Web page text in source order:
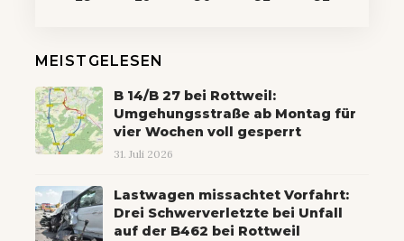
MEISTGELESEN
B 14/B 27 bei Rottweil:
Umgehungsstraße ab Montag für
vier Wochen voll gesperrt
31. Juli 2026
Lastwagen missachtet Vorfahrt:
Drei Schwerverletzte bei Unfall
auf der B462 bei Rottweil